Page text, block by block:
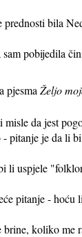
bila
pobijedila
pjesma Željo
misle da jest
- pitanje je da li
li uspjele
pitanje - hoću
koliko me